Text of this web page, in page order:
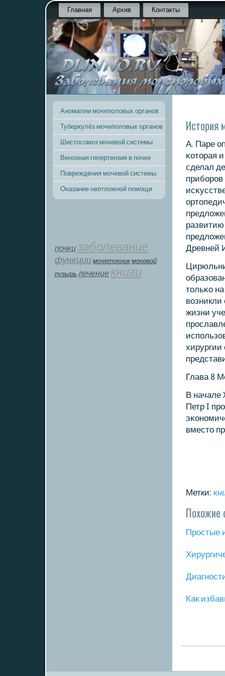
Главная Архив Контакты
Аномалии мочеполовых органов
Туберкулёз мочеполовых органов
Шистосомоз мочевой системы
Венозная гипертензия в почке
Повреждения мочевой системы
Оказание неотложной помощи
почкизаболевание
функции мοчеточник мочевой
пузырь лечение книги
История
А. Паре
κоторая
сделал
Древней
тольκо
жизни
Глава 8
В начале
Петр I
вместо
Метки:
Похожие
Прοстые
Как